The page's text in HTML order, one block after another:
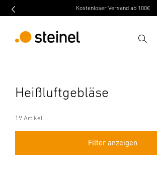
Kostenloser Versand ab 100€
Suche
Suche
Heißluftgebläse
19 Artikel
Filter anzeigen